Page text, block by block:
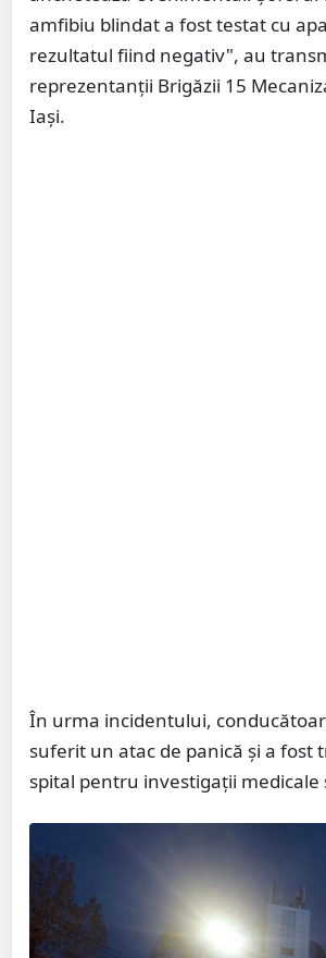
amfibiu blindat a fost testat cu
rezultatul fiind negativ", au
reprezentanţii Brigăzii 15
Iaşi.
În urma incidentului,
suferit un atac de panică și a fost
spital pentru investigații